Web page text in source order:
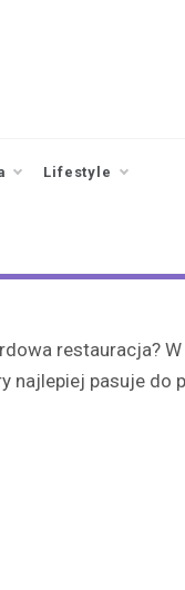
Lifestyle
restauracja?
najlepiej pasuje do